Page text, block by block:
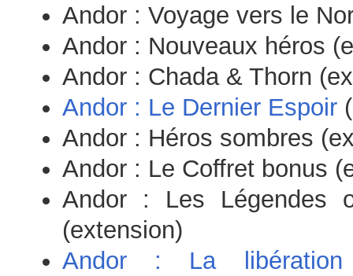
Andor : Voyage vers le
Andor : Nouveaux héros
Andor : Chada & Thorn
Andor : Le Dernier Espoir
Andor : Héros sombres
Andor : Le Coffret bonus
Andor : Les Légendes
(extension)
Andor : La libération